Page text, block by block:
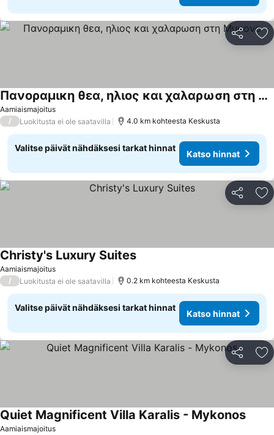
Jaa
Aamiaismajoitus
Πανοραμικη θεα, ηλιος και χαλαρωση στη Μυκονο
Katso hinnat
/ Luokitusta ei ole saatavilla 4.0 km kohteesta Keskusta
Valitse päivät nähdäksesi tarkat hinnat
Katso hinnat
Jaa
Aamiaismajoitus
Christy's Luxury SuitesKatso hinnat
/ Luokitusta ei ole saatavilla 0.2 km kohteesta Keskusta
Valitse päivät nähdäksesi tarkat hinnat
Katso hinnat
Jaa
Aamiaismajoitus
Quiet Magnificent Villa Karalis - Mykonos